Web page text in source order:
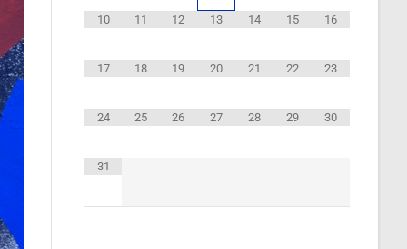
10 11 12 13 14 15 16
17 18 19 20 21 22 23
24 25 26 27 28 29 30
31